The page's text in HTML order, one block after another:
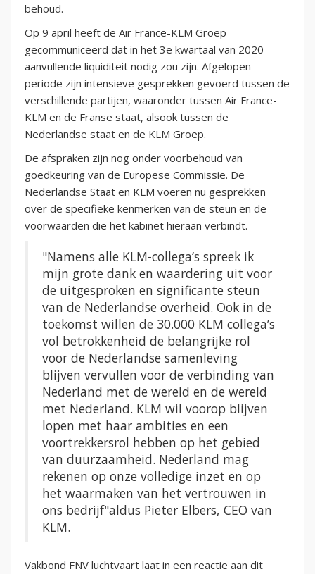
behoud.
Op 9 april heeft de Air France-KLM Groep
gecommuniceerd dat in het 3e kwartaal van 2020
aanvullende liquiditeit nodig zou zijn. Afgelopen
periode zijn intensieve gesprekken gevoerd tussen de
verschillende partijen, waaronder tussen Air France-
KLM en de Franse staat, alsook tussen de
Nederlandse staat en de KLM Groep.
De afspraken zijn nog onder voorbehoud van
goedkeuring van de Europese Commissie. De
Nederlandse Staat en KLM voeren nu gesprekken
over de specifieke kenmerken van de steun en de
voorwaarden die het kabinet hieraan verbindt.
"Namens alle KLM-collega’s spreek ik
mijn grote dank en waardering uit voor
de uitgesproken en significante steun
van de Nederlandse overheid. Ook in de
toekomst willen de 30.000 KLM collega’s
vol betrokkenheid de belangrijke rol
voor de Nederlandse samenleving
blijven vervullen voor de verbinding van
Nederland met de wereld en de wereld
met Nederland. KLM wil voorop blijven
lopen met haar ambities en een
voortrekkersrol hebben op het gebied
van duurzaamheid. Nederland mag
rekenen op onze volledige inzet en op
het waarmaken van het vertrouwen in
ons bedrijf"aldus Pieter Elbers, CEO van
KLM.
Vakbond FNV luchtvaart laat in een reactie aan dit